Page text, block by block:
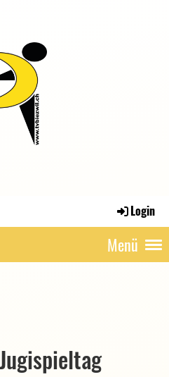
Login
Menü